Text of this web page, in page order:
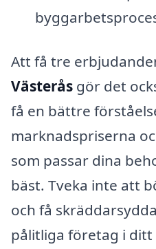
Att få tre
Västerås gör det
få en bättre
marknadspriserna
som passar dina
bäst. Tveka inte att
och få
pålitliga företag i